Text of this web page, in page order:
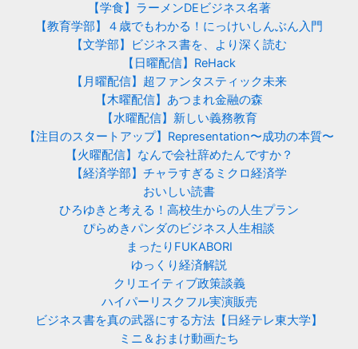
【学食】ラーメンDEビジネス名著
【教育学部】４歳でもわかる！にっけいしんぶん入門
【文学部】ビジネス書を、より深く読む
【日曜配信】ReHack
【月曜配信】超ファンタスティック未来
【木曜配信】あつまれ金融の森
【水曜配信】新しい義務教育
【注目のスタートアップ】Representation〜成功の本質〜
【火曜配信】なんで会社辞めたんですか？
【経済学部】チャラすぎるミクロ経済学
おいしい読書
ひろゆきと考える！高校生からの人生プラン
ぴらめきパンダのビジネス人生相談
まったりFUKABORI
ゆっくり経済解説
クリエイティブ政策談義
ハイパーリスクフル実演販売
ビジネス書を真の武器にする方法【日経テレ東大学】
ミニ＆おまけ動画たち